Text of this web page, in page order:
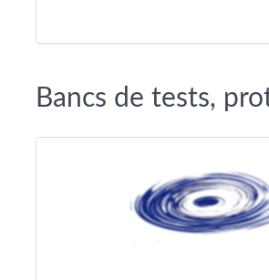
Bancs de tests,